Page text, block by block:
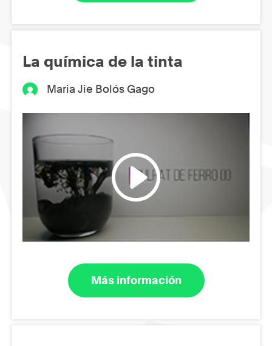
La química de la tinta
Maria Jie Bolós Gago
Más información